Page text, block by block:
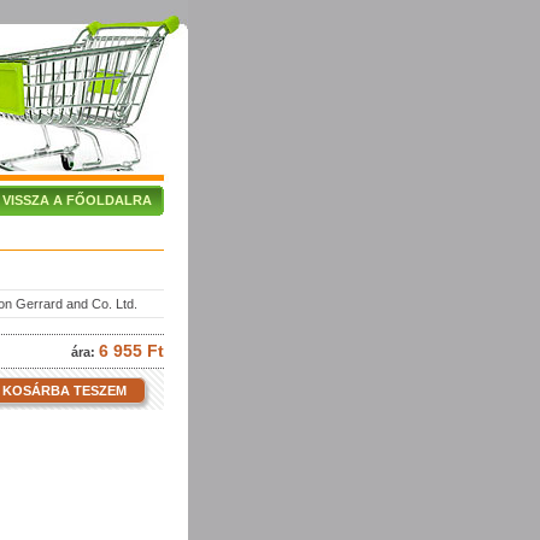
VISSZA A FŐOLDALRA
Gerrard and Co. Ltd.
ára: 6 955 Ft
KOSÁRBA TESZEM